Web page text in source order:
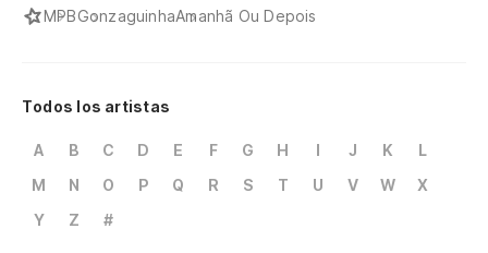
MPBGonzaguinhaAmanhã Ou Depois
Todos los artistas
A B C D E F G H I J K
L
M
N O P Q R S T U V W
X
Y
Z #